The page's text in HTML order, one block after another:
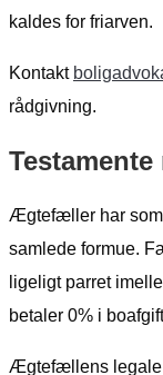
kaldes for friarven.
Kontakt
rådgivning.
Ægtefæller har
samlede formue.
ligeligt parret
betaler 0% i
Ægtefællens legale